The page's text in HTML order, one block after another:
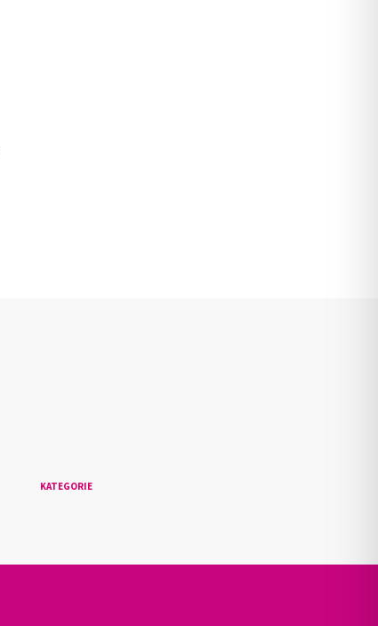
KATEGORIE